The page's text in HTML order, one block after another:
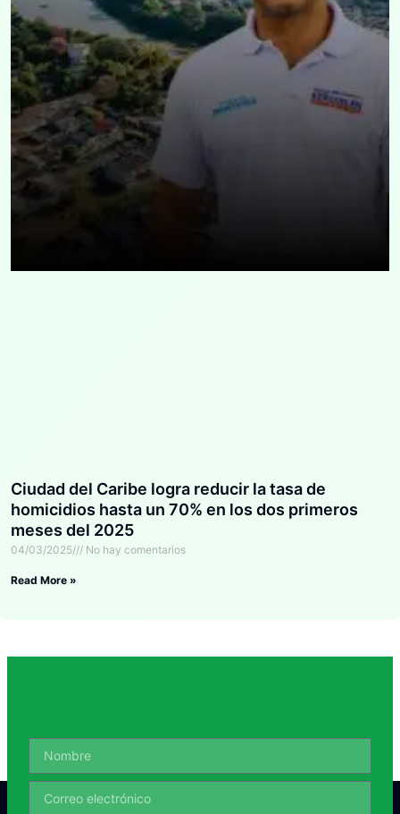
Ciudad del Caribe logra reducir la tasa de
homicidios hasta un 70% en los dos primeros
meses del 2025
04/03/2025 No hay comentarios
Read More »